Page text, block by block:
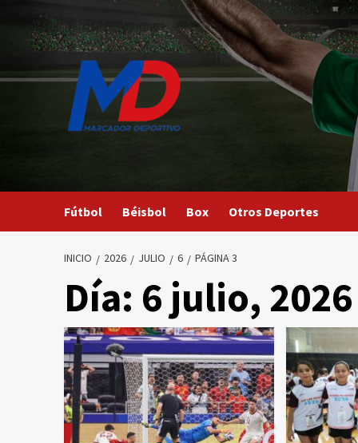
contenido
Fútbol Béisbol Box Otros Deportes
INICIO 2026 JULIO 6 PÁGINA 3
Día: 6 julio, 2026